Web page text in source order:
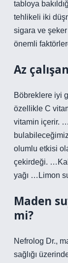
tabloya
tehlikeli iki
sigara ve
önemli
Az
Böbreklere iyi
özellikle C
vitamin içerir.
bulabileceğimiz
olumlu etkisi
çekirdeği.
yağı …Limon
Maden
mi?
Nefrolog Dr.,
sağlığı